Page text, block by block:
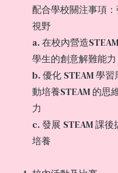
配合學校關注事項
視野
a. 在校內營造
學生的創意解難能力
b. 優化 STEAM 學
動培養STEAM 的思
力
c. 發展 STEAM 課
培養